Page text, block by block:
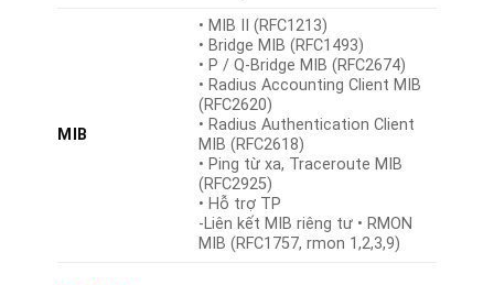
MIB
• MIB II (RFC1213)
• Bridge MIB (RFC1493)
• P / Q-Bridge MIB (RFC2674)
• Radius Accounting Client MIB
(RFC2620)
• Radius Authentication Client
MIB (RFC2618)
• Ping từ xa, Traceroute MIB
(RFC2925)
• Hỗ trợ TP
-Liên kết MIB riêng tư • RMON
MIB (RFC1757, rmon 1,2,3,9)